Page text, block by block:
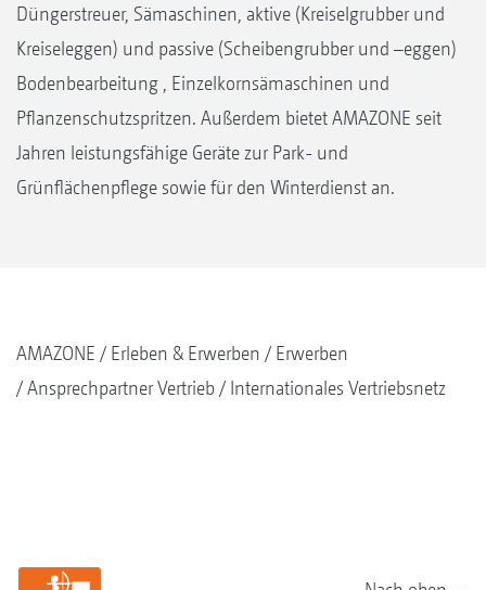
Düngerstreuer, Sämaschinen, aktive (Kreiselgrubber und
Kreiseleggen) und passive (Scheibengrubber und –eggen)
Bodenbearbeitung , Einzelkornsämaschinen und
Pflanzenschutzspritzen. Außerdem bietet AMAZONE seit
Jahren leistungsfähige Geräte zur Park- und
Grünflächenpflege sowie für den Winterdienst an.
AMAZONE Erleben & Erwerben
Erwerben
Ansprechpartner Vertrieb
Internationales Vertriebsnetz